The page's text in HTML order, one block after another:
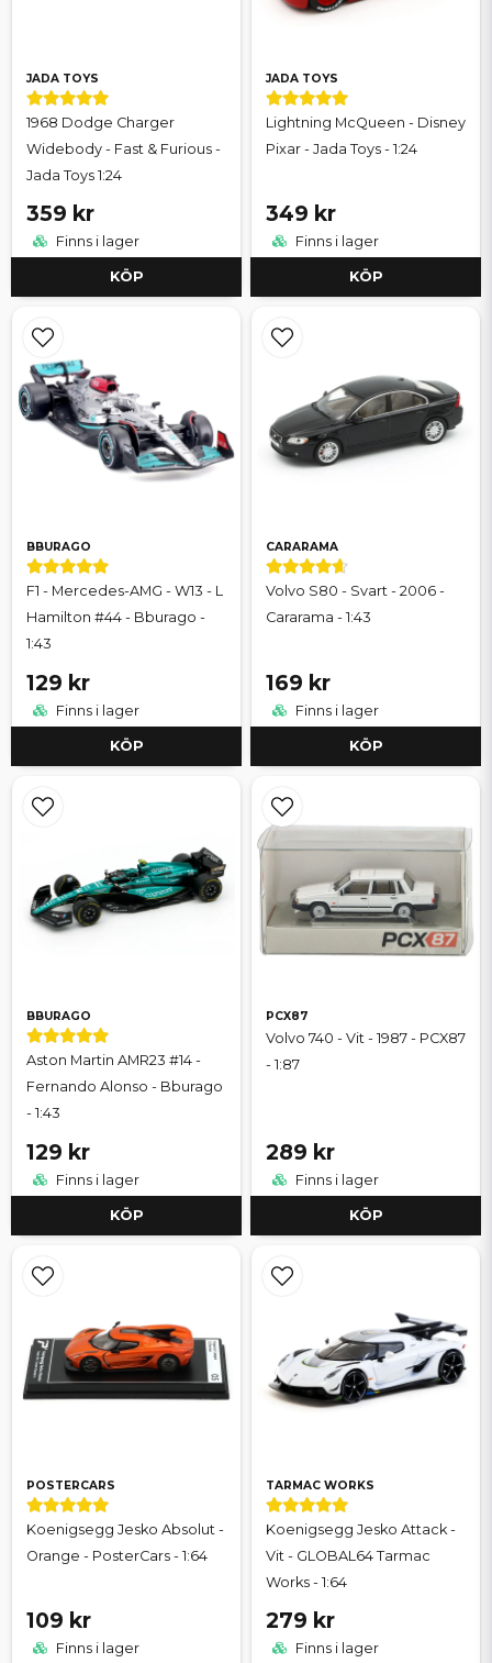
JADA TOYS
1968 Dodge Charger
Widebody - Fast & Furious -
Jada Toys 1:24
359 kr
Finns i lager
KÖP
JADA TOYS
Lightning McQueen - Disney
Pixar - Jada Toys - 1:24
349 kr
Finns i lager
KÖP
BBURAGO
F1 - Mercedes-AMG - W13 - L
Hamilton #44 - Bburago -
1:43
129 kr
Finns i lager
KÖP
CARARAMA
Volvo S80 - Svart - 2006 -
Cararama - 1:43
169 kr
Finns i lager
KÖP
BBURAGO
Aston Martin AMR23 #14 -
Fernando Alonso - Bburago
- 1:43
129 kr
Finns i lager
KÖP
PCX87
Volvo 740 - Vit - 1987 - PCX87
- 1:87
289 kr
Finns i lager
KÖP
POSTERCARS
Koenigsegg Jesko Absolut -
Orange - PosterCars - 1:64
109 kr
Finns i lager
TARMAC WORKS
Koenigsegg Jesko Attack -
Vit - GLOBAL64 Tarmac
Works - 1:64
279 kr
Finns i lager